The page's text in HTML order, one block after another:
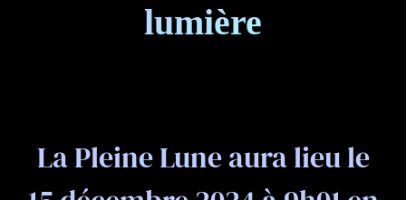
lumière
La Pleine Lune aura lieu le